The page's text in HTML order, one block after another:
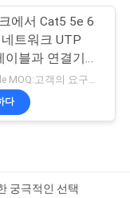
에서 Cat5 5e 6
트워크 UTP
이블과 연결기
블
negotiable MOQ:고객의 요구로서의 주가가 타입 30000 미터를 특화했습니다.
다
궁극적인 선택